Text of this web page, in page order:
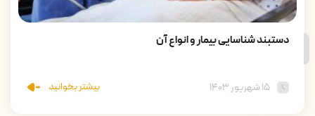
دستبند شناسایی بیمار و انواع آن
۱۵ شهریور ۱۴۰۳ بیشتر بخوانید